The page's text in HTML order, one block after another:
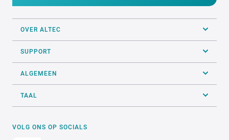
OVER ALTEC
SUPPORT
ALGEMEEN
TAAL
VOLG ONS OP SOCIALS